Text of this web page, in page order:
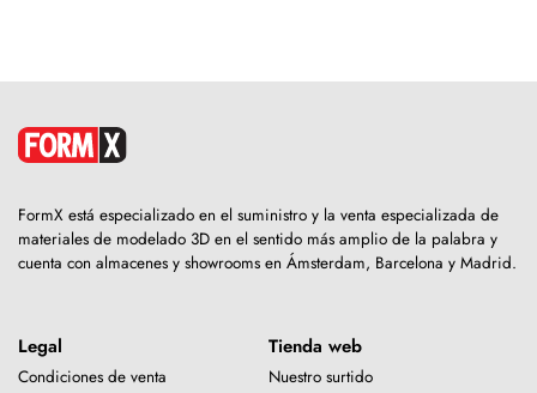
FormX está especializado en el suministro y la venta especializada de
materiales de modelado 3D en el sentido más amplio de la palabra y
cuenta con almacenes y showrooms en Ámsterdam, Barcelona y Madrid.
Legal
Condiciones de venta
Tienda web
Nuestro surtido